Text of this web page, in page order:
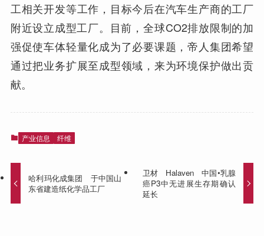
工相关开发等工作，目标今后在汽车生产商的工厂
附近设立成型工厂。目前，全球CO2排放限制的加
强促使车体轻量化成为了必要课题，帝人集团希望
通过把业务扩展至成型领域，来为环境保护做出贡
献。
产业信息 纤维
哈利玛化成集团 于中国山
东省建造纸化学品工厂
卫材 Halaven 中国•乳腺
癌P3中无进展生存期确认
延长